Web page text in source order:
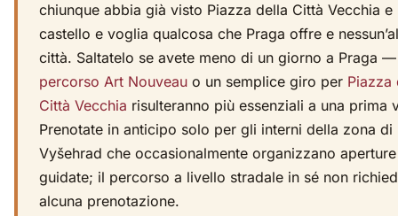
chiunque abbia già visto Piazza della Città Vecchia e
castello e voglia qualcosa che Praga offre e
città. Saltatelo se avete meno di un giorno a Praga
percorso Art Nouveau o un semplice giro per Piazza
Città Vecchia risulteranno più essenziali a una prima
Prenotate in anticipo solo per gli interni della zona di
Vyšehrad che occasionalmente organizzano aperture
guidate; il percorso a livello stradale in sé non
alcuna prenotazione.